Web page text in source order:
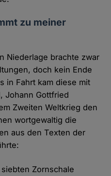
zu meiner
Niederlage brachte zwar
doch kein Ende
in Fahrt kam diese mit
Johann Gottfried
Zweiten Weltkrieg den
wortgewaltig die
aus den Texten der
Zornschale